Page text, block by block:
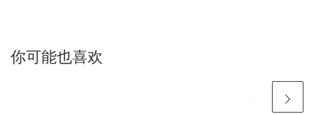
你可能也喜欢